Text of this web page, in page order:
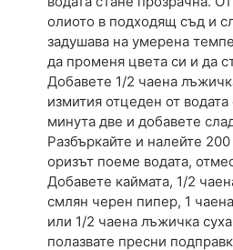
олиото в подходящ съд и
задушава на умерена
да променя цвета си и да
Добавете 1/2 чаена
измития отцеден от
минута две и добавете
Разбъркайте и налейте
оризът поеме водата,
Добавете каймата, 1/2
смлян черен пипер, 1
или 1/2 чаена лъжичка
полазвате пресни